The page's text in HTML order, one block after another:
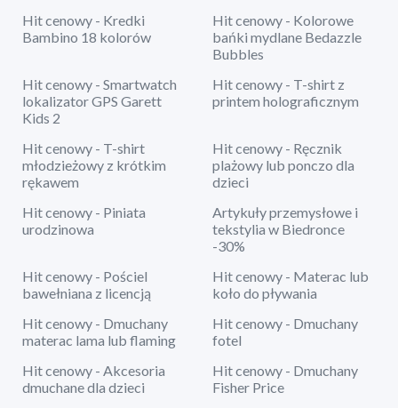
Hit cenowy - Kredki
Bambino 18 kolorów
Hit cenowy - Kolorowe
bańki mydlane Bedazzle
Bubbles
Hit cenowy - Smartwatch
lokalizator GPS Garett
Kids 2
Hit cenowy - T-shirt z
printem holograficznym
Hit cenowy - T-shirt
młodzieżowy z krótkim
rękawem
Hit cenowy - Ręcznik
plażowy lub ponczo dla
dzieci
Hit cenowy - Piniata
urodzinowa
Artykuły przemysłowe i
tekstylia w Biedronce
-30%
Hit cenowy - Pościel
bawełniana z licencją
Hit cenowy - Materac lub
koło do pływania
Hit cenowy - Dmuchany
materac lama lub flaming
Hit cenowy - Dmuchany
fotel
Hit cenowy - Akcesoria
dmuchane dla dzieci
Hit cenowy - Dmuchany
Fisher Price